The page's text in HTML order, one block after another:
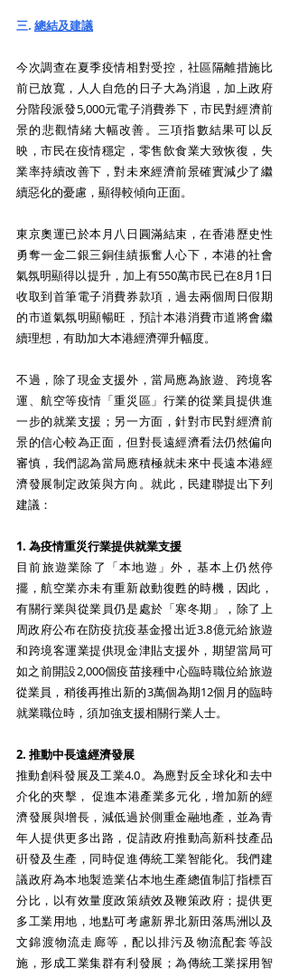
三. 總結及建議
今次調查在夏季疫情相對受控，社區隔離措施比
前已放寬，人人自危的日子大為消退，加上政府
分階段派發5,000元電子消費券下，市民對經濟前
景的悲觀情緒大幅改善。三項指數結果可以反
映，市民在疫情穩定，零售飲食業大致恢復，失
業率持續改善下，對未來經濟前景確實減少了繼
續惡化的憂慮，顯得較傾向正面。
東京奧運已於本月八日圓滿結束，在香港歷史性
勇奪一金二銀三銅佳績振奮人心下，本港的社會
氣氛明顯得以提升，加上有550萬市民已在8月1日
收取到首筆電子消費券款項，過去兩個周日假期
的市道氣氛明顯暢旺，預計本港消費市道將會繼
續理想，有助加大本港經濟彈升幅度。
不過，除了現金支援外，當局應為旅遊、跨境客
運、航空等疫情「重災區」行業的從業員提供進
一步的就業支援；另一方面，針對市民對經濟前
景的信心較為正面，但對長遠經濟看法仍然偏向
審慎，我們認為當局應積極就未來中長遠本港經
濟發展制定政策與方向。就此，民建聯提出下列
建議：
1. 為疫情重災行業提供就業支援
目前旅遊業除了「本地遊」外，基本上仍然停
擺，航空業亦未有重新啟動復甦的時機，因此，
有關行業與從業員仍是處於「寒冬期」，除了上
周政府公布在防疫抗疫基金撥出近3.8億元給旅遊
和跨境客運業提供現金津貼支援外，期望當局可
如之前開設2,000個疫苗接種中心臨時職位給旅遊
從業員，稍後再推出新的3萬個為期12個月的臨時
就業職位時，須加強支援相關行業人士。
2. 推動中長遠經濟發展
推動創科發展及工業4.0。為應對反全球化和去中
介化的夾擊， 促進本港產業多元化，增加新的經
濟發展與增長，減低過於側重金融地產，並為青
年人提供更多出路，促請政府推動高新科技產品
硏發及生產，同時促進傳統工業智能化。我們建
議政府為本地製造業佔本地生產總值制訂指標百
分比，以有效量度政策績效及鞭策政府；提供更
多工業用地，地點可考慮新界北新田落馬洲以及
文錦渡物流走廊等，配以排污及物流配套等設
施，形成工業集群有利發展；為傳統工業採用智